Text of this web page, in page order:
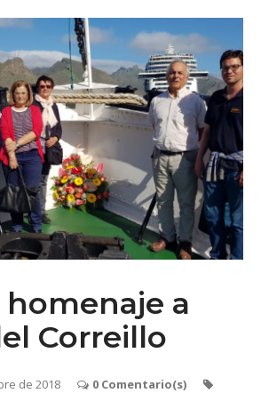
a
Correillo
de 2018
0 Comentario(s)